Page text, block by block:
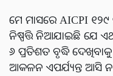
ମେ ମାସରେ AICPI ୧୨୯
ନିଷ୍ପତ୍ତି ନିଆଯାଇଛି ଯେ
୬ ପ୍ରତିଶତ ବୃଦ୍ଧି
ଆକଳନ ଏପର୍ଯ୍ୟନ୍ତ ଆସି